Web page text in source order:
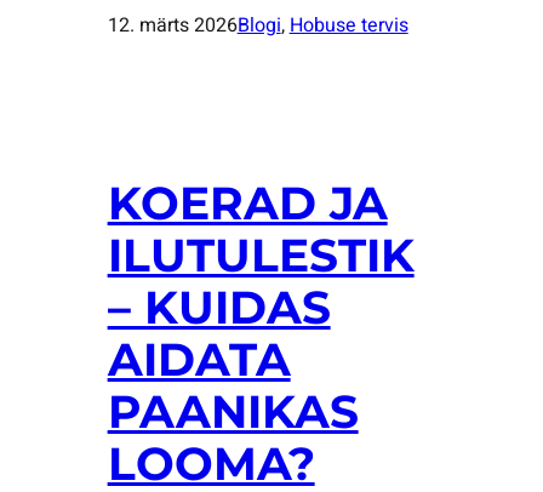
12. märts 2026Blogi, Hobuse tervis
KOERAD JA
ILUTULESTIK
– KUIDAS
AIDATA
PAANIKAS
LOOMA?